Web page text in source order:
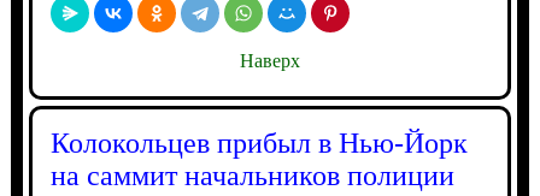
Наверх
Колокольцев прибыл в Нью-Йорк
на саммит начальников полиции